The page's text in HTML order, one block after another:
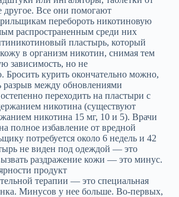
другое. Все они помогают
перебороть никотиновую
распространенным среди них
пластырь, который
кожу в организм никотин, снимая тем
зависимость, но не
Бросить курить окончательно можно,
разрыв между обновлениями
переходить на пластыри с
никотина (существуют
никотина 15 мг, 10 и 5). Врачи
полное избавление от вредной
потребуется около 6 недель и 42
не виден под одеждой — это
раздражение кожи — это минус.
продукт
терапии — это специальная
Минусов у нее больше. Во-первых,